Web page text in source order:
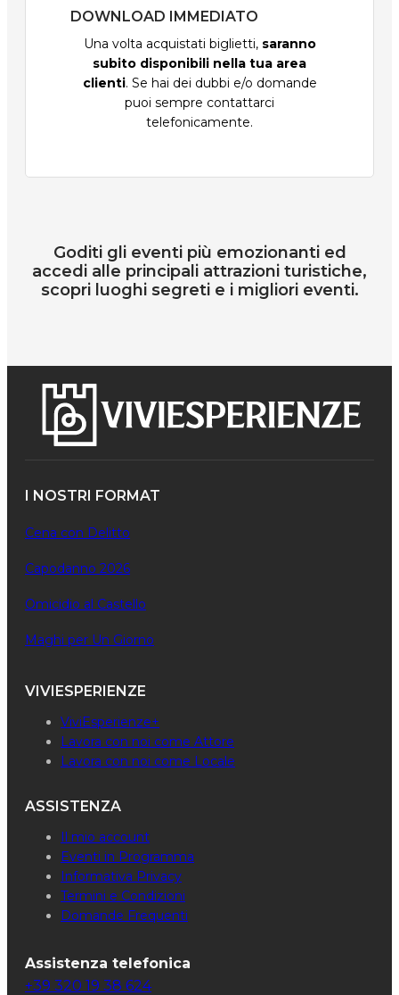
DOWNLOAD IMMEDIATO
Una volta acquistati biglietti, saranno
subito disponibili nella tua area
clienti. Se hai dei dubbi e/o domande
puoi sempre contattarci
telefonicamente.
Goditi gli eventi più emozionanti ed
accedi alle principali attrazioni turistiche,
scopri luoghi segreti e i migliori eventi.
I NOSTRI FORMAT
Cena con Delitto
Capodanno 2026
Omicidio al Castello
Maghi per Un Giorno
VIVIESPERIENZE
ViviEsperienze+
Lavora con noi come Attore
Lavora con noi come Locale
ASSISTENZA
Il mio account
Eventi in Programma
Informativa Privacy
Termini e Condizioni
Domande Frequenti
Assistenza telefonica
+39 320 19 38 624